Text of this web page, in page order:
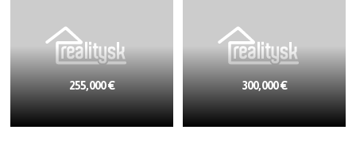
255,000 € 300,000 €